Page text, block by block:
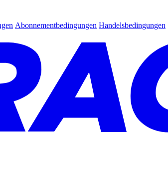
Abonnementbedingungen Handelsbedingungen